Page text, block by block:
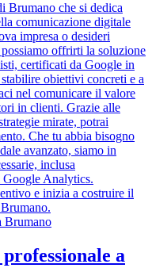
Brumano che si dedica
comunicazione digitale
impresa o desideri
offrirti la soluzione
certificati da Google in
obiettivi concreti e a
nel comunicare il valore
in clienti. Grazie alle
mirate, potrai
Che tu abbia bisogno
avanzato, siamo in
inclusa
Analytics.
e inizia a costruire il
Brumano
a